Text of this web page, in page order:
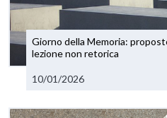
Giorno della Memoria:
lezione non retorica
10/01/2026